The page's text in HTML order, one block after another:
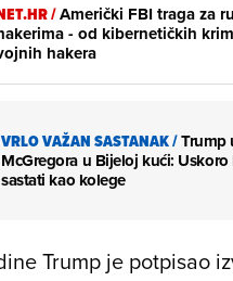
/Američki FBI traga za
- od kibernetičkih
hakera
VRLO VAŽAN SASTANAK/Trump
McGregora u Bijeloj kući:
sastati kao kolege
Trump je potpisao